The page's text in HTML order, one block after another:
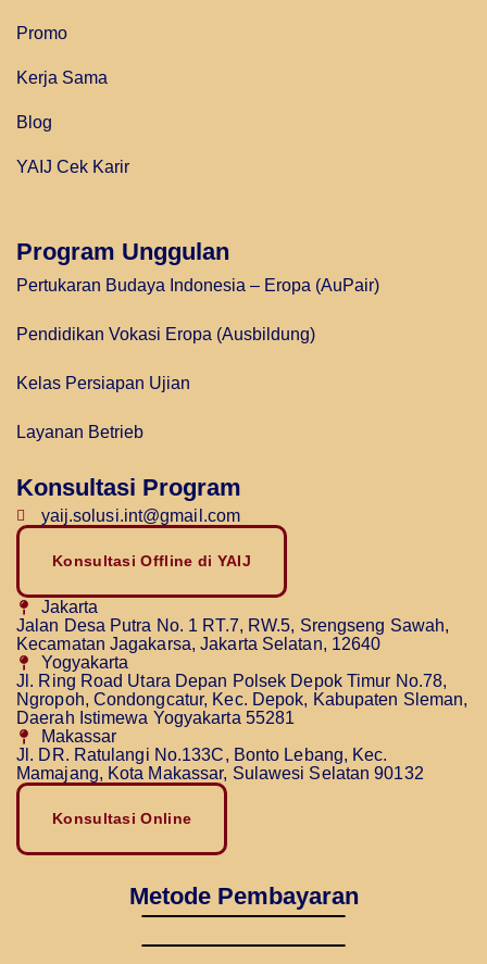
Promo
Kerja Sama
Blog
YAIJ Cek Karir
Program Unggulan
Pertukaran Budaya Indonesia – Eropa (AuPair)
Pendidikan Vokasi Eropa (Ausbildung)
Kelas Persiapan Ujian
Layanan Betrieb
Konsultasi Program
yaij.solusi.int@gmail.com
Konsultasi Offline di YAIJ
Jakarta
Jalan Desa Putra No. 1 RT.7, RW.5, Srengseng Sawah,
Kecamatan Jagakarsa, Jakarta Selatan, 12640
Yogyakarta
Jl. Ring Road Utara Depan Polsek Depok Timur No.78,
Ngropoh, Condongcatur, Kec. Depok, Kabupaten Sleman,
Daerah Istimewa Yogyakarta 55281
Makassar
Jl. DR. Ratulangi No.133C, Bonto Lebang, Kec.
Mamajang, Kota Makassar, Sulawesi Selatan 90132
Konsultasi Online
Metode Pembayaran